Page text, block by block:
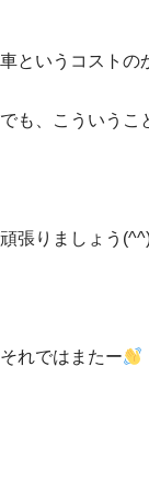
車というコストの
でも、こういうこ
頑張りましょう
それではまたー